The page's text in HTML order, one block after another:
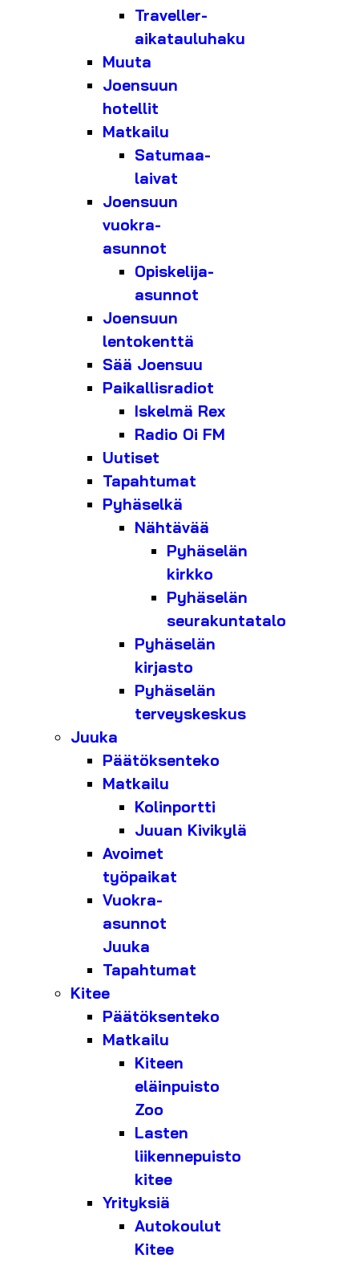
Traveller-
aikatauluhaku
Muuta
Joensuun
hotellit
Matkailu
Satumaa-
laivat
Joensuun
vuokra-
asunnot
Opiskelija-
asunnot
Joensuun
lentokenttä
Sää Joensuu
Paikallisradiot
Iskelmä Rex
Radio Oi FM
Uutiset
Tapahtumat
Pyhäselkä
Nähtävää
Pyhäselän
kirkko
Pyhäselän
seurakuntatalo
Pyhäselän
kirjasto
Pyhäselän
terveyskeskus
Juuka
Päätöksenteko
Matkailu
Kolinportti
Juuan Kivikylä
Avoimet
työpaikat
Vuokra-
asunnot
Juuka
Tapahtumat
Kitee
Päätöksenteko
Matkailu
Kiteen
eläinpuisto
Zoo
Lasten
liikennepuisto
kitee
Yrityksiä
Autokoulut
Kitee